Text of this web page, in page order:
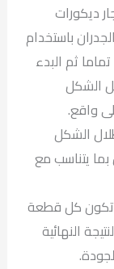
ديكورات
باستخدام
ثم البدء
الشكل
واقع.
الشكل
يتناسب مع
تكون كل قطعة
النهائية